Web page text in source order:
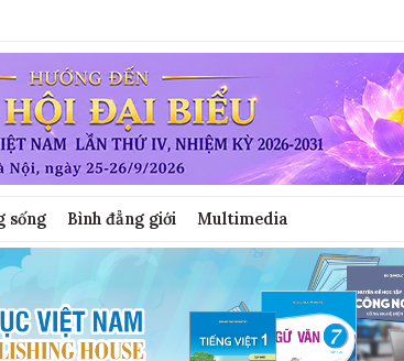
sống Bình đẳng giới Multimedia